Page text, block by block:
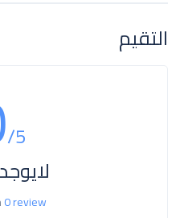
التقيم
/5
0 review